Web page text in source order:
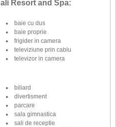
cosmetice, masaje, sauna, baie de
la cina)
(10.00-24.00)
15.00-17.00)
bauturi racoritoare, 2 beri si 2 sucuri
Resort and Spa:
baie cu dus
baie proprie
frigider in camera
televiziune prin cablu
televizor in camera
biliard
divertisment
parcare
sala gimnastica
sali de receptie